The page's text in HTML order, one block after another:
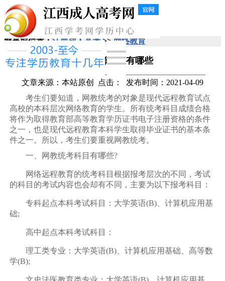
您当前位置： 江西成人高考>> 网络教育
网教统考科目有哪些
文章来源：本站原创 点击：
发布时间：2021-04-09
考生们要知道，网教统考的对象是现代远程教育试点
高校的本科层次网络教育的学生。所有统考科目成绩合格
将作为取得教育部高等教育学历证书电子注册资格的条件
之一，也是现代远程教育本科学生取得毕业证书的基本条
件之一。所以，考生们要重视网教统考。
一、网教统考科目有哪些?
网络远程教育的统考科目根据报考层次的不同，考试
的科目的考试内容也会却有不同，主要为以下报考科目：
专科起点本科考试科目：大学英语(B)、计算机应用基
础;
高中起点本科考试科目：
理工类专业：大学英语(B)、计算机应用基础、高等数
学(B);